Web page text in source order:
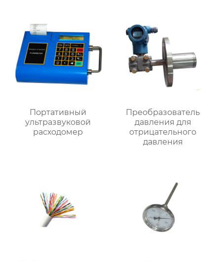
Портативный
ультразвуковой
расходомер
Преобразователь
давления для
отрицательного
давления